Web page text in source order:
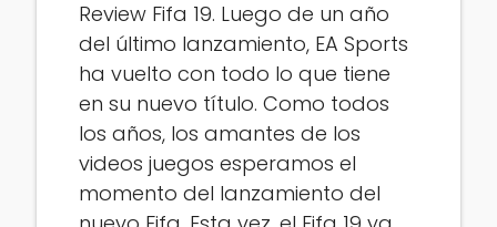
Review Fifa 19. Luego de un año
del último lanzamiento, EA Sports
ha vuelto con todo lo que tiene
en su nuevo título. Como todos
los años, los amantes de los
videos juegos esperamos el
momento del lanzamiento del